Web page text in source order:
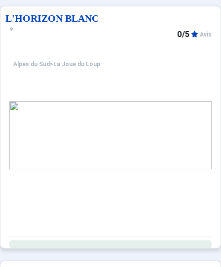
L'HORIZON BLANC
Alpes du Sud > La Joue du Loup
0/5 Avis